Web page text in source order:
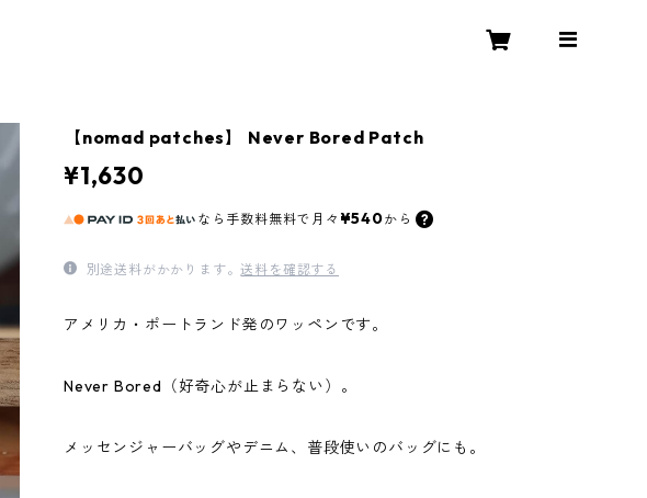
【nomad patches】 Never Bored Patch
¥1,630
なら 手数料無料で 月々 ¥540から
別途送料がかかります。送料を確認する
アメリカ・ポートランド発のワッペンです。
Never Bored（好奇心が止まらない）。
メッセンジャーバッグやデニム、普段使いのバッグにも。